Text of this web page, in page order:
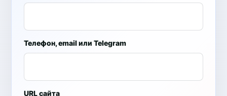
Телефон, email или Telegram
URL сайта